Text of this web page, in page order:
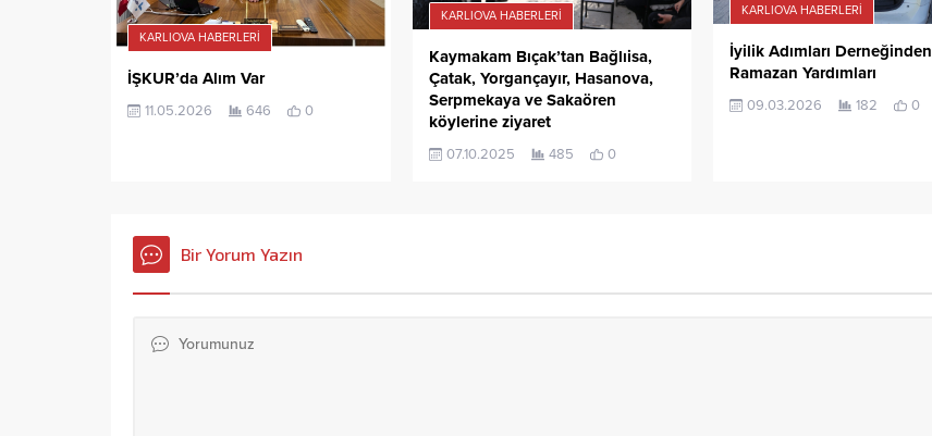
KARLIOVA HABERLERI
İŞKUR’da Alım Var
11.05.2026 646 0
KARLIOVA HABERLERI
Kaymakam Bıçak’tan Bağlıisa,
Çatak, Yorgançayır, Hasanova,
Serpmekaya ve Sakaören
köylerine ziyaret
07.10.2025 485 0
KARLIOVA HABERLERI
İyilik Adımları Derneğinden
Ramazan Yardımları
09.03.2026 182 0
Bir Yorum Yazın